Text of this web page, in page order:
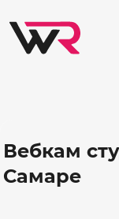
Вебкам
Самаре